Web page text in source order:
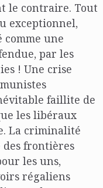
le contraire. Tout
exceptionnel,
comme une
par les
! Une crise
faillite de
les libéraux
La criminalité
des frontières
les uns,
régaliens